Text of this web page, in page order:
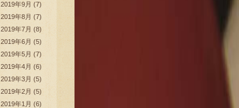
2019年9月 (7)
2019年8月 (7)
2019年7月 (8)
2019年6月 (5)
2019年5月 (7)
2019年4月 (6)
2019年3月 (5)
2019年2月 (5)
2019年1月 (6)